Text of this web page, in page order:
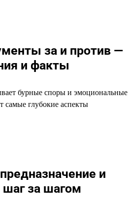
за и против —
и факты
бурные споры и эмоциональные
самые глубокие аспекты
и
за шагом